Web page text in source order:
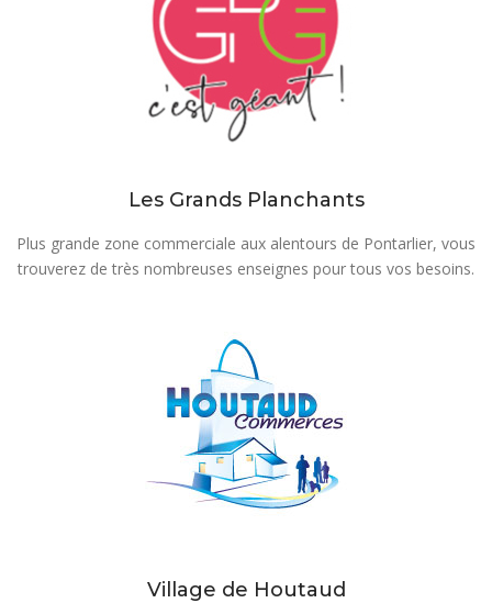
Les Grands Planchants
Plus grande zone commerciale aux alentours de Pontarlier, vous
trouverez de très nombreuses enseignes pour tous vos besoins.
Village de Houtaud